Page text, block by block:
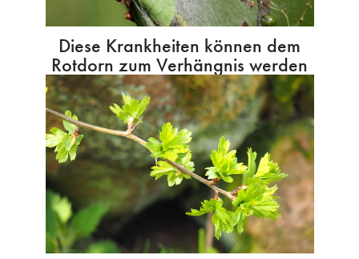
Diese Krankheiten können dem
Rotdorn zum Verhängnis werden